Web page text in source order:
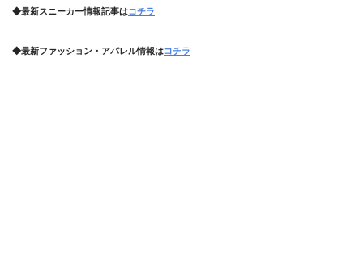
◆最新スニーカー情報記事はコチラ
◆最新ファッション・アパレル情報はコチラ